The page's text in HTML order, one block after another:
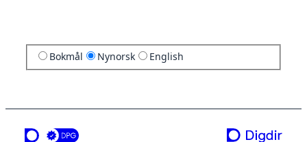
Bokmål Nynorsk English